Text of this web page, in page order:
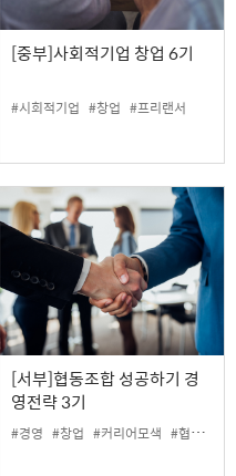
[중부]사회적기업 창업 6기
#시회적기업 #창업 #프리랜서
[서부]협동조합 성공하기 경
영전략 3기
#경영 #창업 #커리어모색 #협동조합